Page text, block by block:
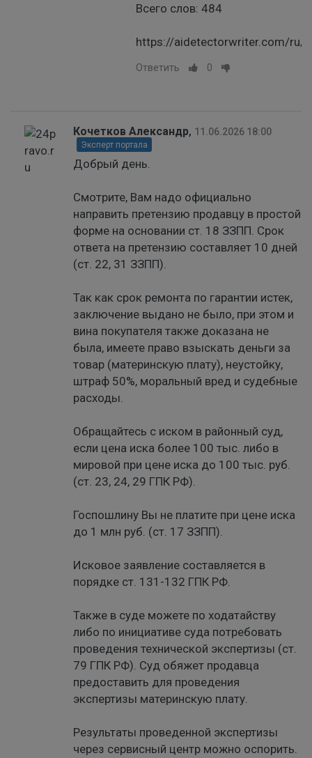
Всего слов: 484
https://aidetectorwriter.com/ru/
Ответить 0
Кочетков Александр, 11.06.2026 18:00
Эксперт портала
Добрый день.
Смотрите, Вам надо официально
направить претензию продавцу в простой
форме на основании ст. 18 ЗЗПП. Срок
ответа на претензию составляет 10 дней
(ст. 22, 31 ЗЗПП).
Так как срок ремонта по гарантии истек,
заключение выдано не было, при этом и
вина покупателя также доказана не
была, имеете право взыскать деньги за
товар (материнскую плату), неустойку,
штраф 50%, моральный вред и судебные
расходы.
Обращайтесь с иском в районный суд,
если цена иска более 100 тыс. либо в
мировой при цене иска до 100 тыс. руб.
(ст. 23, 24, 29 ГПК РФ).
Госпошлину Вы не платите при цене иска
до 1 млн руб. (ст. 17 ЗЗПП).
Исковое заявление составляется в
порядке ст. 131-132 ГПК РФ.
Также в суде можете по ходатайству
либо по инициативе суда потребовать
проведения технической экспертизы (ст.
79 ГПК РФ). Суд обяжет продавца
предоставить для проведения
экспертизы материнскую плату.
Результаты проведенной экспертизы
через сервисный центр можно оспорить.